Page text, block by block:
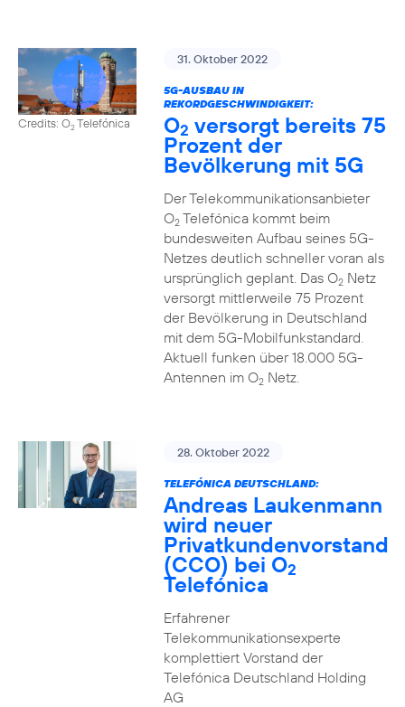
Credits: O2Telefónica
31. Oktober 2022
5G-AUSBAU IN
REKORDGESCHWINDIGKEIT:
O2 versorgt bereits 75
Prozent der
Bevölkerung mit 5G
Der Telekommunikationsanbieter
O2Telefónica kommt beim
bundesweiten Aufbau seines 5G-
Netzes deutlich schneller voran als
ursprünglich geplant. Das O2Netz
versorgt mittlerweile 75 Prozent
der Bevölkerung in Deutschland
mit dem 5G-Mobilfunkstandard.
Aktuell funken über 18.000 5G-
Antennen im O2Netz.
28. Oktober 2022
TELEFÓNICA DEUTSCHLAND:
Andreas Laukenmann
wird neuer
Privatkundenvorstand
(CCO) bei O2
Telefónica
Erfahrener
Telekommunikationsexperte
komplettiert Vorstand der
Telefónica Deutschland Holding
AG